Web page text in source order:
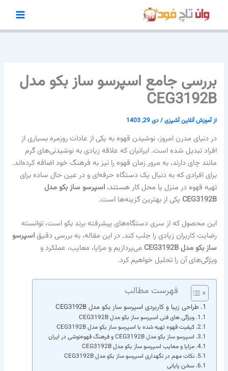
محتوا
بررسی جامع اسپرسو ساز بکو مدل
CEG3192B
ازآموزش آنلاین آشپزی/دی 29, 1403
در دنیای مدرن امروز، نوشیدن قهوه به یکی از عادات روزمره بسیاری از
افراد تبدیل شده است. ایرانیان که علاقه زیادی به نوشیدنی‌های گرم
مانند چای دارند، به مرور زمان قهوه را نیز به فرهنگ خود اضافه کرده‌اند.
برای افرادی که به دنبال یک دستگاه حرفه‌ای و در عین حال ساده برای
تهیه قهوه در منزل یا محل کار هستند،اسپرسو ساز بکو مدل
CEG3192B یکی از بهترین گزینه‌ها است.
این محصول که از سری دستگاه‌های پیشرفته برند بکو است، توانسته
رضایت کاربران زیادی را جلب کند. در این مقاله، به بررسی دقیقاسپرسو
ساز بکو مدل CEG3192B
می‌پردازیم و مزایا، معایب، عملکرد و
ویژگی‌های آن را تحلیل خواهیم کرد.
فهرست مطالب
طراحی زیبا و کاربردی اسپرسو ساز بکو مدل CEG3192B
ویژگی های فنی اسپرسو ساز بکو مدل CEG3192B
کیفیت قهوه تهیه شده با اسپرسو ساز بکو مدل CEG3192B
اسپرسو ساز بکو مدل CEG3192B و فرهنگ قهوه‌نوشی در ایران
مزایا و معایب اسپرسو ساز بکو مدل CEG3192B
نکات مهم در نگهداری اسپرسو ساز بکو مدل CEG3192B
سخن پایانی